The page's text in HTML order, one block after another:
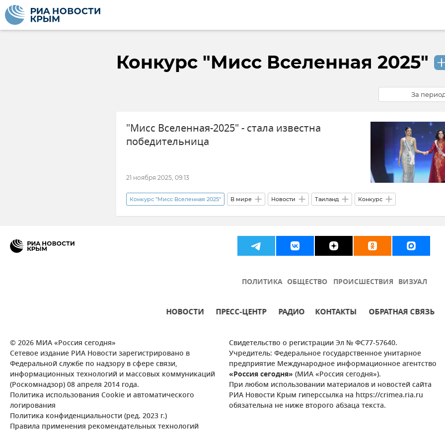
Конкурс "Мисс Вселенная 2025"
За
"Мисс Вселенная-2025" - стала известна
победительница
21 ноября 2025, 09:13
Конкурс "Мисс Вселенная 2025" В мире Новости Таиланд Конкурс
ПОЛИТИКА ОБЩЕСТВО ПРОИСШЕСТВИЯ ВИЗУАЛ
НОВОСТИ ПРЕСС-ЦЕНТР РАДИО КОНТАКТЫ ОБРАТНАЯ СВЯЗЬ
© 2026 МИА «Россия сегодня»
Сетевое издание РИА Новости зарегистрировано в
Федеральной службе по надзору в сфере связи,
информационных технологий и массовых коммуникаций
(Роскомнадзор) 08 апреля 2014 года.
Политика использования Cookie и автоматического
логирования
Политика конфиденциальности (ред. 2023 г.)
Правила применения рекомендательных технологий
Свидетельство о регистрации Эл № ФС77-57640.
Учредитель: Федеральное государственное унитарное
предприятие Международное информационное агентство
«Россия сегодня» (МИА «Россия сегодня»).
При любом использовании материалов и новостей сайта
РИА Новости Крым гиперссылка на https://crimea.ria.ru
обязательна не ниже второго абзаца текста.